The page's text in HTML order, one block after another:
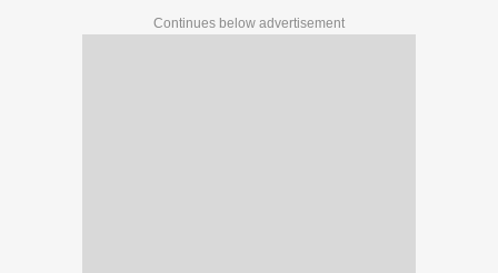
Continues below advertisement